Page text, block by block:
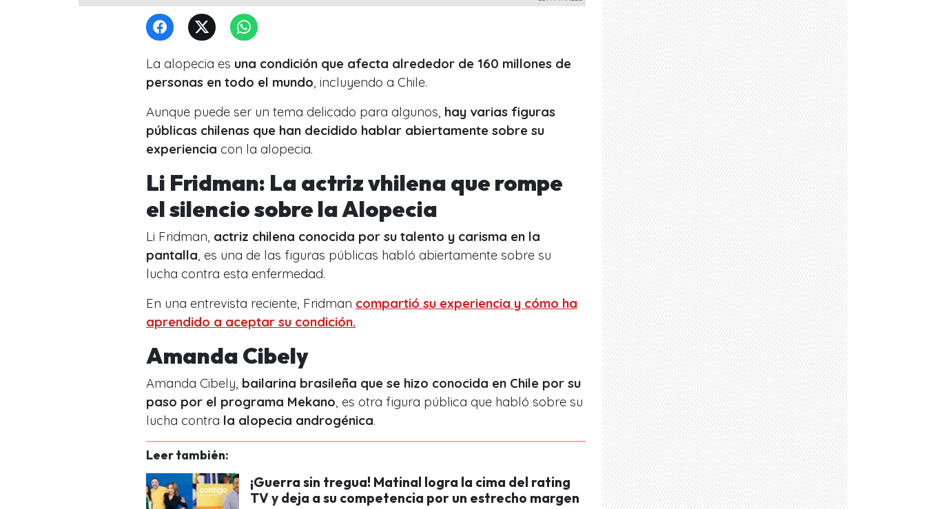
La alopecia es una condición que afecta alrededor de 160 millones de
personas en todo el mundo , incluyendo a Chile.
Aunque puede ser un tema delicado para algunos, hay varias figuras
públicas chilenas que han decidido hablar abiertamente sobre su
experiencia con la alopecia.
Li Fridman: La actriz vhilena que rompe
el silencio sobre la Alopecia
Li Fridman, actriz chilena conocida por su talento y carisma en la
pantalla , es una de las figuras públicas habló abiertamente sobre su
lucha contra esta enfermedad.
En una entrevista reciente, Fridman compartió su experiencia y cómo ha
aprendido a aceptar su condición.
Amanda Cibely
Amanda Cibely, bailarina brasileña que se hizo conocida en Chile por su
paso por el programa Mekano , es otra figura pública que habló sobre su
lucha contra la alopecia androgénica.
Leer también:
¡Guerra sin tregua! Matinal logra la cima del rating
TV y deja a su competencia por un estrecho margen